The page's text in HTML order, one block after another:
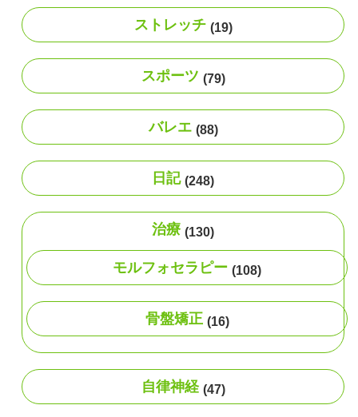
ストレッチ (19)
スポーツ (79)
バレエ (88)
日記 (248)
治療 (130)
モルフォセラピー (108)
骨盤矯正 (16)
自律神経 (47)